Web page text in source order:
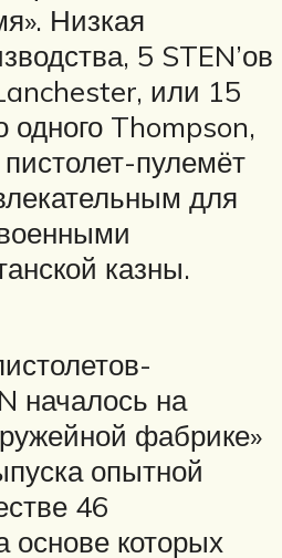
Низкая
5 STEN’ов
или 15
одного Thompson,
пулемёт
для
казны.
началось на
фабрике»
опытной
46
основе которых